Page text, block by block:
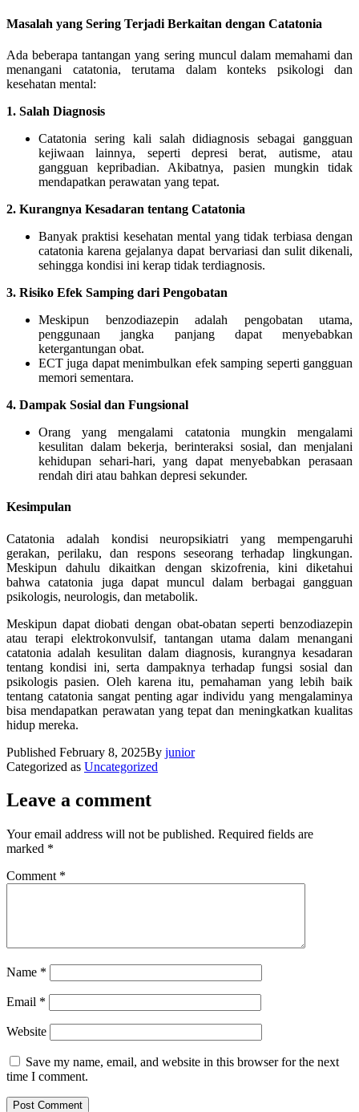
Masalah yang Sering Terjadi Berkaitan dengan Catatonia
Ada beberapa tantangan yang sering muncul dalam memahami dan
menangani catatonia, terutama dalam konteks psikologi dan
kesehatan mental:
1. Salah Diagnosis
Catatonia sering kali salah didiagnosis sebagai gangguan
kejiwaan lainnya, seperti depresi berat, autisme, atau
gangguan kepribadian. Akibatnya, pasien mungkin tidak
mendapatkan perawatan yang tepat.
2. Kurangnya Kesadaran tentang Catatonia
Banyak praktisi kesehatan mental yang tidak terbiasa dengan
catatonia karena gejalanya dapat bervariasi dan sulit dikenali,
sehingga kondisi ini kerap tidak terdiagnosis.
3. Risiko Efek Samping dari Pengobatan
Meskipun benzodiazepin adalah pengobatan utama,
penggunaan jangka panjang dapat menyebabkan
ketergantungan obat.
ECT juga dapat menimbulkan efek samping seperti gangguan
memori sementara.
4. Dampak Sosial dan Fungsional
Orang yang mengalami catatonia mungkin mengalami
kesulitan dalam bekerja, berinteraksi sosial, dan menjalani
kehidupan sehari-hari, yang dapat menyebabkan perasaan
rendah diri atau bahkan depresi sekunder.
Kesimpulan
Catatonia adalah kondisi neuropsikiatri yang mempengaruhi
gerakan, perilaku, dan respons seseorang terhadap lingkungan.
Meskipun dahulu dikaitkan dengan skizofrenia, kini diketahui
bahwa catatonia juga dapat muncul dalam berbagai gangguan
psikologis, neurologis, dan metabolik.
Meskipun dapat diobati dengan obat-obatan seperti benzodiazepin
atau terapi elektrokonvulsif, tantangan utama dalam menangani
catatonia adalah kesulitan dalam diagnosis, kurangnya kesadaran
tentang kondisi ini, serta dampaknya terhadap fungsi sosial dan
psikologis pasien. Oleh karena itu, pemahaman yang lebih baik
tentang catatonia sangat penting agar individu yang mengalaminya
bisa mendapatkan perawatan yang tepat dan meningkatkan kualitas
hidup mereka.
Published February 8, 2025By junior
Categorized as Uncategorized
Leave a comment
Your email address will not be published. Required fields are
marked *
Comment *
Name *
Email *
Website
Save my name, email, and website in this browser for the next
time I comment.